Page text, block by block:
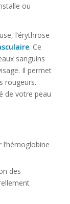
ou
l’érythrose
. Ce
sanguins
Il permet
rougeurs.
de votre peau
des